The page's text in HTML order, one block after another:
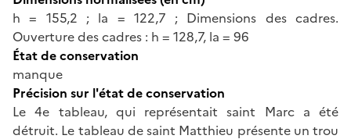
h = 155,2 ; la = 122,7 ; Dimensions des cadres.
Ouverture des cadres : h = 128,7, la = 96
État de conservation
manque
Précision sur l'état de conservation
Le 4e tableau, qui représentait saint Marc a été
détruit. Le tableau de saint Matthieu présente un trou